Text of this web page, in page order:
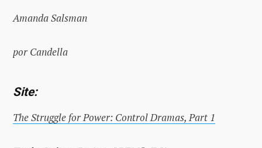
Amanda Salsman
por Candella
Site:
The Struggle for Power: Control Dramas, Part 1